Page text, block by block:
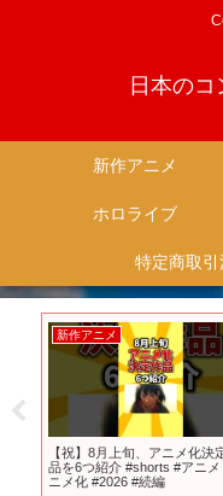
日本の
新作アニメ
ホロライブ
新作アニメ
【祝】8月上旬、アニメ化決
品を6つ紹介 #shorts #アニメ
ニメ化 #2026 #続編